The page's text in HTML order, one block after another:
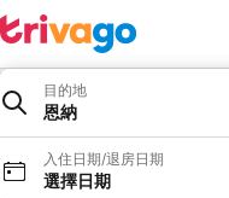
目的地
恩納
入住日期/退房日期
選擇日期